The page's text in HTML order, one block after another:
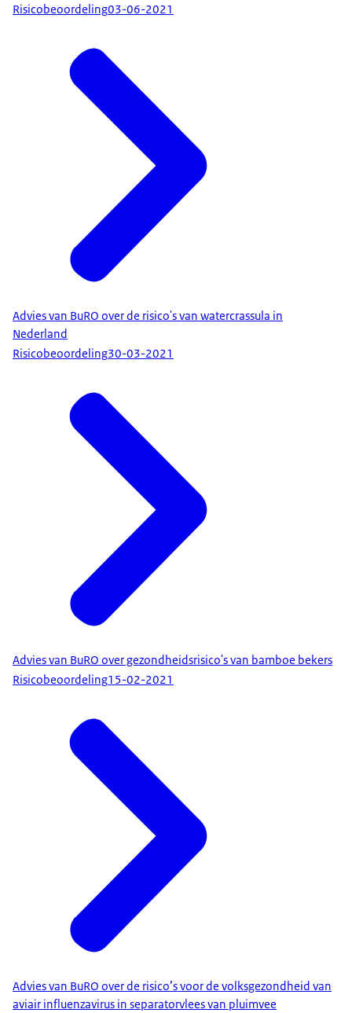
Risicobeoordeling03-06-2021
Advies van BuRO over de risico's van watercrassula in
Nederland
Risicobeoordeling30-03-2021
Advies van BuRO over gezondheidsrisico's van bamboe bekers
Risicobeoordeling15-02-2021
Advies van BuRO over de risico’s voor de volksgezondheid van
aviair influenzavirus in separatorvlees van pluimvee